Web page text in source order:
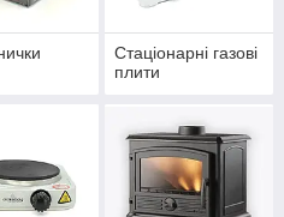
Стаціонарні газові
плити